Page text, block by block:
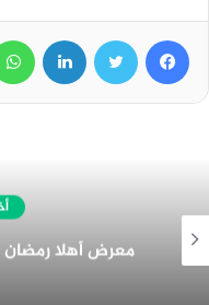
غرفة المنيا